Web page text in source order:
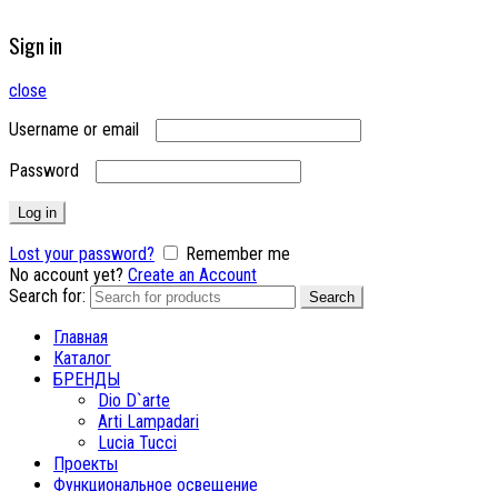
Sign in
close
Username or email
Password
Log in
Lost your password?
Remember me
No account yet? Create an Account
Search for:
Search
Главная
Каталог
БРЕНДЫ
Dio D`arte
Arti Lampadari
Lucia Tucci
Проекты
Функциональное освещение